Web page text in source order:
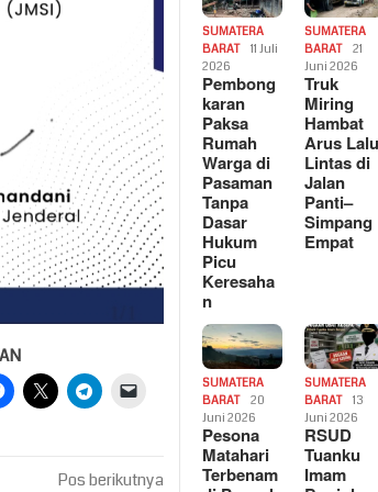
Pos berikutnya
SUMATERA
BARAT
11 Juli
2026
Pembong
karan
Paksa
Rumah
Warga di
Pasaman
Tanpa
Dasar
Hukum
Picu
Keresaha
n
SUMATERA
BARAT
21
Juni 2026
Truk
Miring
Hambat
Arus Lalu
Lintas di
Jalan
Panti–
Simpang
Empat
SUMATERA
BARAT
20
Juni 2026
Pesona
Matahari
Terbenam
SUMATERA
BARAT
13
Juni 2026
RSUD
Tuanku
Imam